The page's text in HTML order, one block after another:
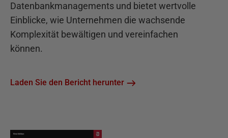
Datenbankmanagements und bietet wertvolle
Einblicke, wie Unternehmen die wachsende
Komplexität bewältigen und vereinfachen
können.
Laden Sie den Bericht herunter